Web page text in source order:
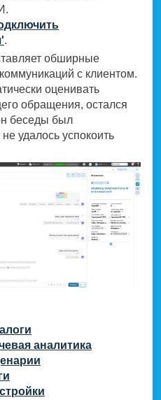
.
обширные
с клиентом.
оценивать
обращения, остался
беседы был
удалось успокоить
аналитика